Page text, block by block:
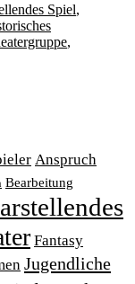
Spiel,
,
Anspruch
Bearbeitung
Fantasy
Jugendliche